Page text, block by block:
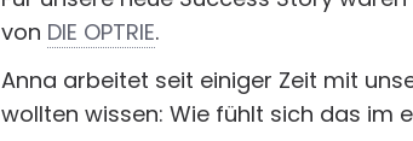
von DIE OPTRIE.
Anna arbeitet seit einiger Zeit mit
wollten wissen: Wie fühlt sich das im